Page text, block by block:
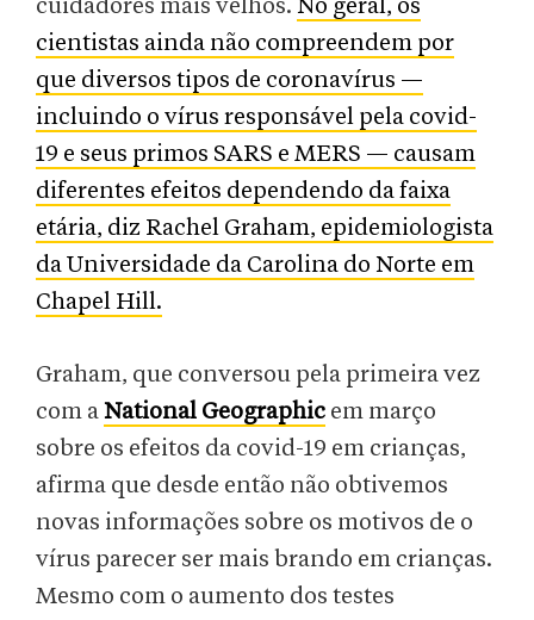
cuidadores mais velhos. No geral, os
cientistas ainda não compreendem por
que diversos tipos de coronavírus —
incluindo o vírus responsável pela covid-
19 e seus primos SARS e MERS — causam
diferentes efeitos dependendo da faixa
etária, diz Rachel Graham, epidemiologista
da Universidade da Carolina do Norte em
Chapel Hill.
Graham, que conversou pela primeira vez
com a National Geographic em março
sobre os efeitos da covid-19 em crianças,
afirma que desde então não obtivemos
novas informações sobre os motivos de o
vírus parecer ser mais brando em crianças.
Mesmo com o aumento dos testes